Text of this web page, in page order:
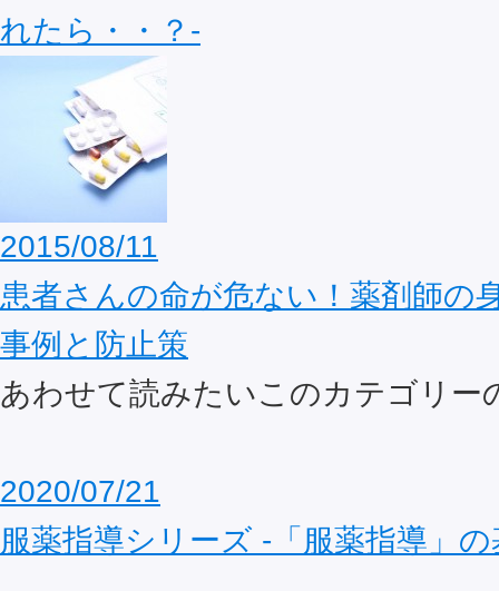
れたら・・？‐
2015/08/11
患者さんの命が危ない！薬剤師の
事例と防止策
あわせて読みたいこのカテゴリー
2020/07/21
服薬指導シリーズ ‐「服薬指導」の